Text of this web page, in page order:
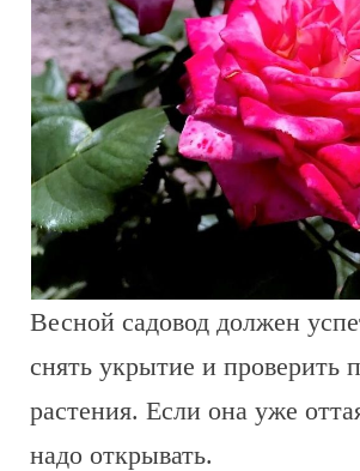
Весной садовод должен
снять укрытие и проверить
растения. Если она уже
надо открывать.